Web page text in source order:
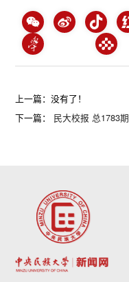
上一篇：没有了！
下一篇：
民大校报 总1783期